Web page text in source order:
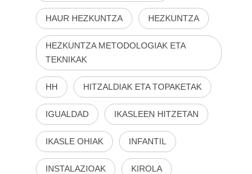
HAUR HEZKUNTZA HEZKUNTZA
HEZKUNTZA METODOLOGIAK ETA
TEKNIKAK
HH HITZALDIAK ETA TOPAKETAK
IGUALDAD IKASLEEN HITZETAN
IKASLE OHIAK INFANTIL
INSTALAZIOAK KIROLA